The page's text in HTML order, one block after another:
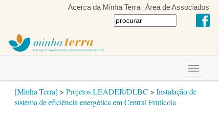
Acerca da Minha Terra Área de Associados
Toggle
[Minha Terra] > Projetos LEADER/DLBC > Instalação de
sistema de eficiência energética em Central Frutícola